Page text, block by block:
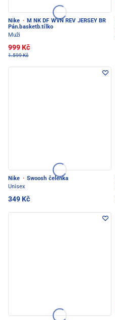
Nike · M NK DF WVN REV JERSEY BR
Pán.basketb.tílko
Muži
999 Kč
1.599 Kč
Nike · Swoosh čelenka
Unisex
349 Kč